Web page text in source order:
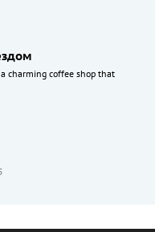
charming coffee shop that